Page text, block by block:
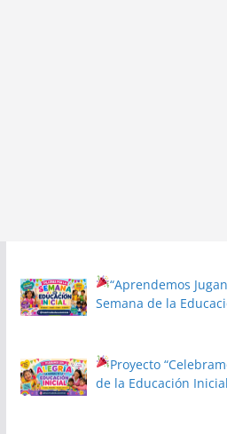
“Aprendemos
Semana de la
Proyecto
de la Educación